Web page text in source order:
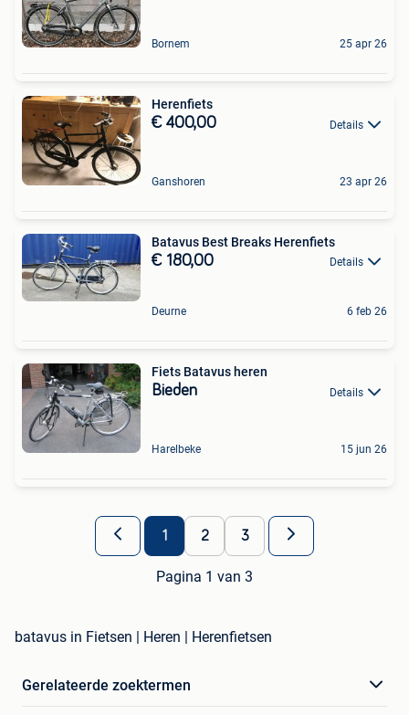
Bornem 25 apr 26
Herenfiets
€ 400,00 Details
Ganshoren 23 apr 26
Batavus Best Breaks Herenfiets
€ 180,00 Details
Deurne 6 feb 26
Fiets Batavus heren
Bieden Details
Harelbeke 15 jun 26
1 2 3
Pagina 1 van 3
batavus in Fietsen | Heren | Herenfietsen
Gerelateerde zoektermen